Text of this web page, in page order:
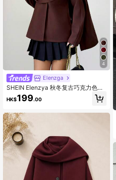
4
Elenzga
SHEIN Elenzya 秋冬复古巧克力色披
肩领夹克
HK$199.00